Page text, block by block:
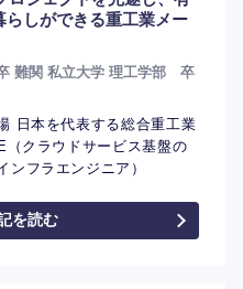
る
る
る
る
しができる重工業メー
難関 私立大学 理工学部 卒
日本を代表する総合重工業
（クラウドサービス基盤の
ンフラエンジニア）
を読む